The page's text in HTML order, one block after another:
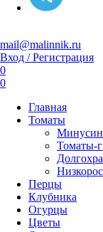
mail@malinnik.ru
Вход / Регистрация
0
0
Главная
Томаты
Томаты-
Перцы
Клубника
Огурцы
Цветы